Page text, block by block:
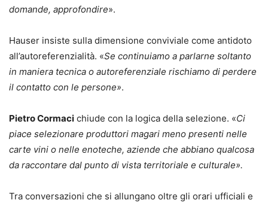
domande, approfondire».
Hauser insiste sulla dimensione conviviale come antidoto
all’autoreferenzialità. «Se continuiamo a parlarne soltanto
in maniera tecnica o autoreferenziale rischiamo di perdere
il contatto con le persone».
Pietro Cormaci chiude con la logica della selezione. «Ci
piace selezionare produttori magari meno presenti nelle
carte vini o nelle enoteche, aziende che abbiano qualcosa
da raccontare dal punto di vista territoriale e culturale».
Tra conversazioni che si allungano oltre gli orari ufficiali e